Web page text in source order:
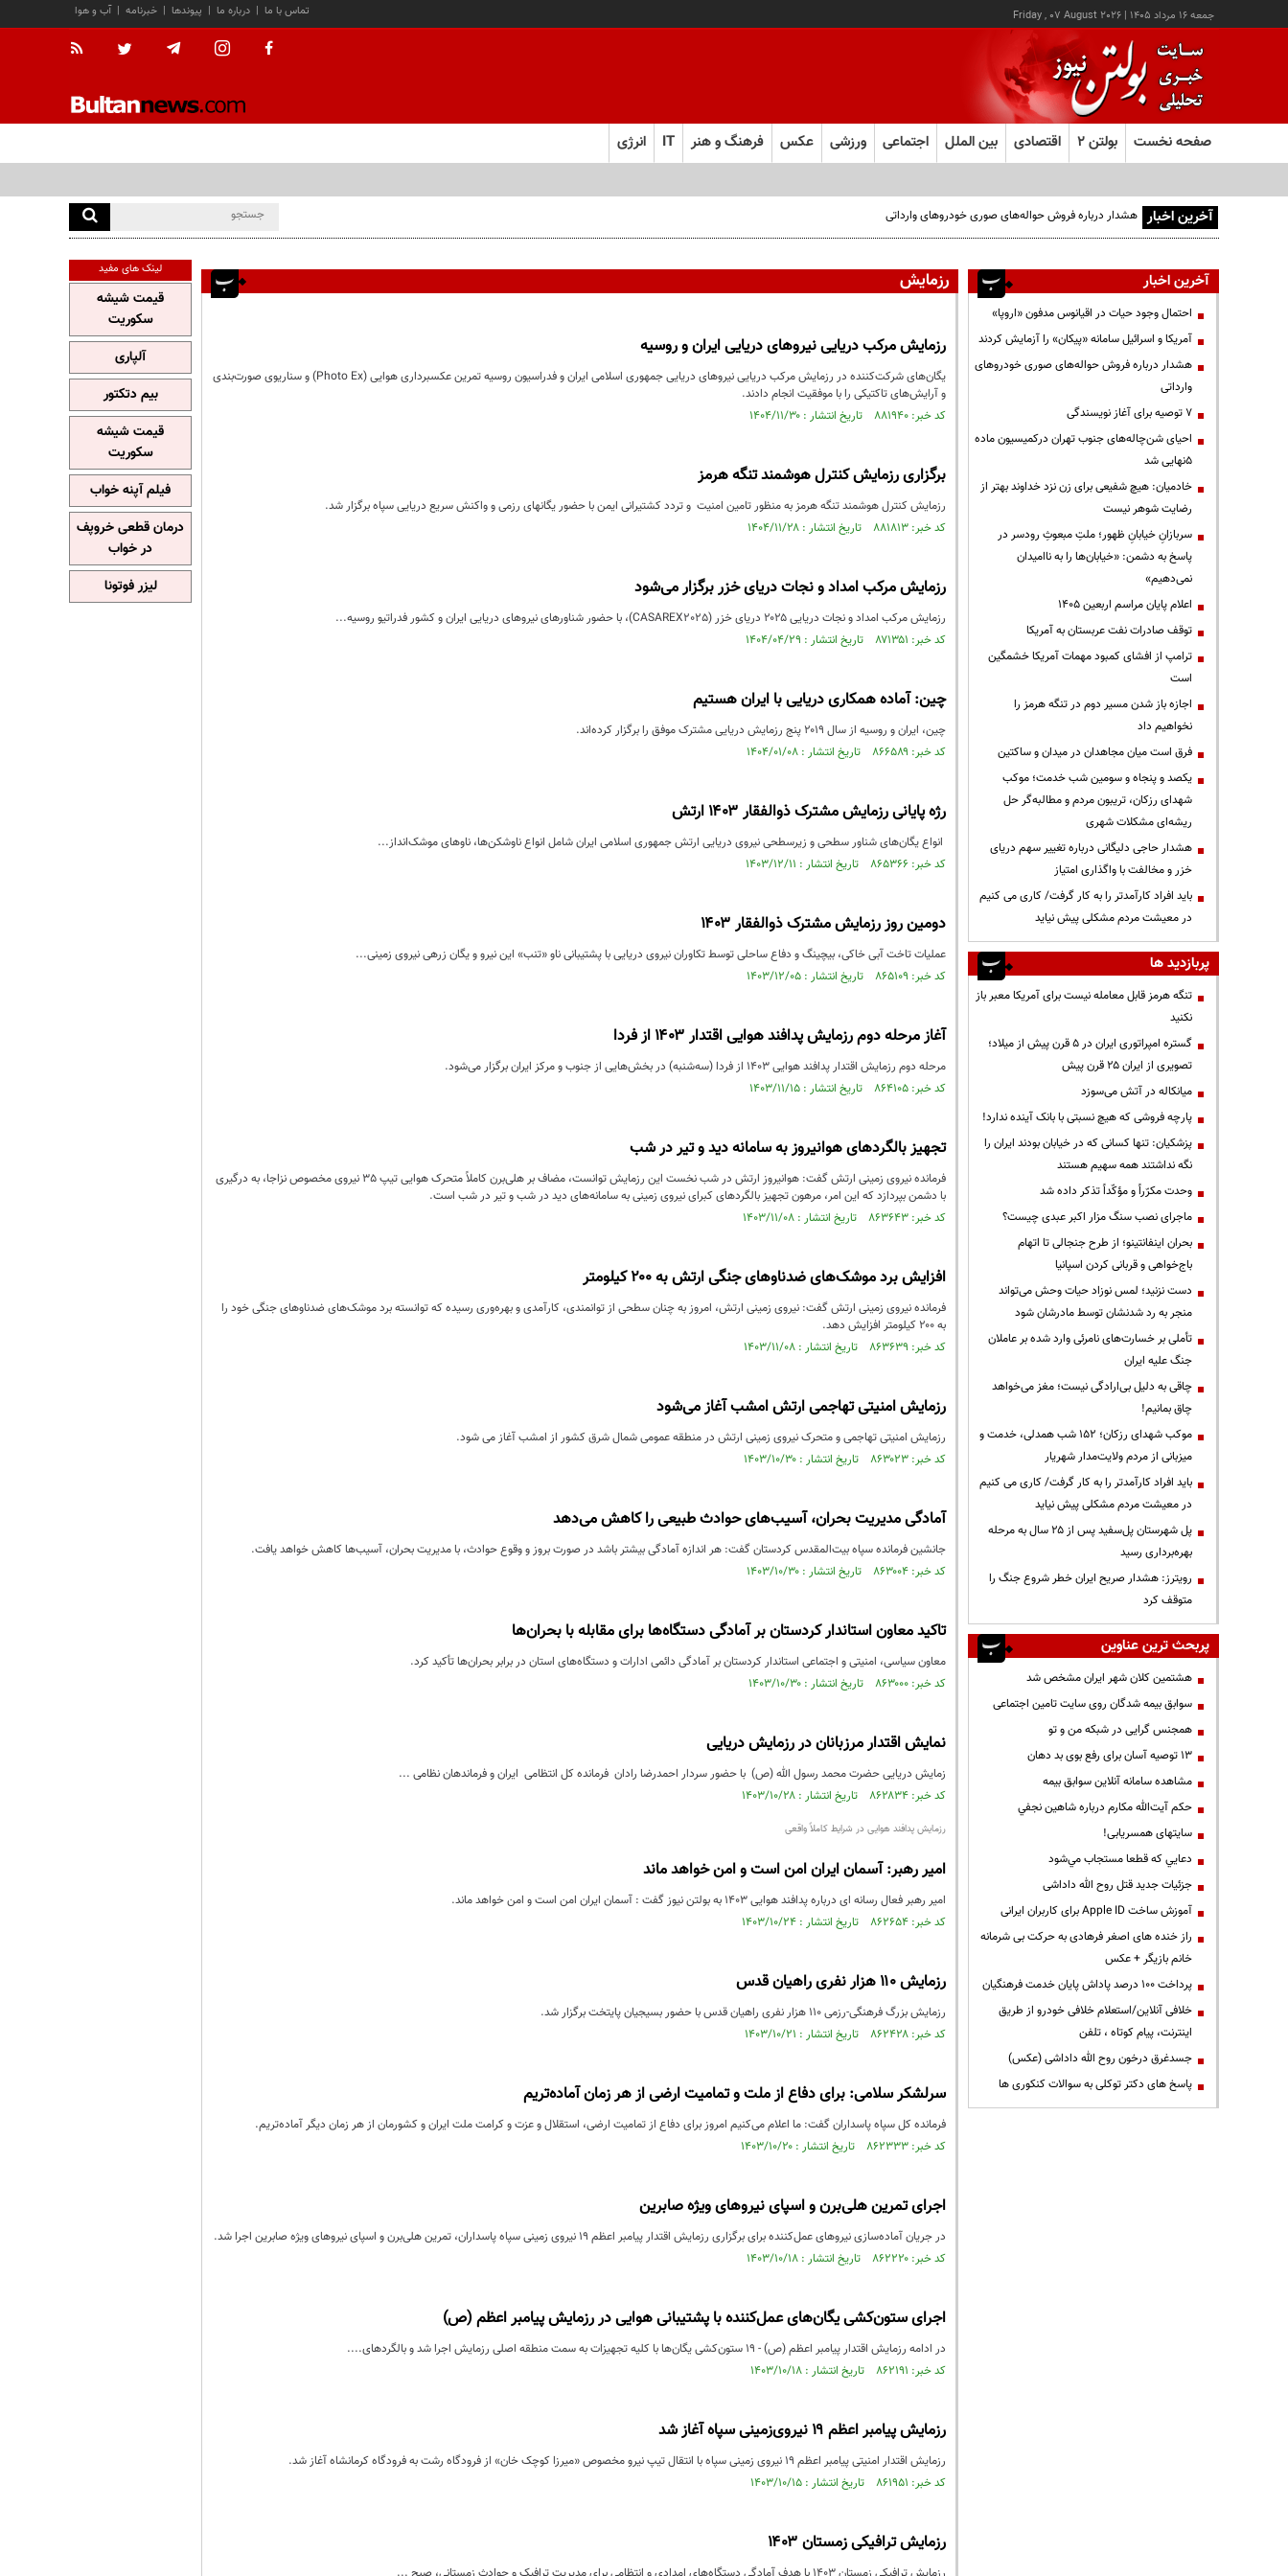
جمعه ۱۶ مرداد ۱۴۰۵ |
Friday , 07 August 2026 آب و هوا | خبرنامه | پیوندها | درباره ما | تماس با ما
صفحه نخست بولتن ۲ اقتصادی بین الملل اجتماعی ورزشی عکس فرهنگ و هنر IT انرژی
آخرین اخبار هشدار درباره فروش حواله‌های صوری خودروهای وارداتی
رزمایش
رزمایش مرکب دریایی نیروهای دریایی ایران و روسیه
یگان‌های شرکت‌کننده در رزمایش مرکب دریایی نیروهای دریایی جمهوری اسلامی ایران و فدراسیون روسیه تمرین عکسبرداری هوایی (Photo Ex) و سناریوی صورت‌بندی
و آرایش‌های تاکتیکی را با موفقیت انجام دادند.
کد خبر: ۸۸۱۹۴۰ تاریخ انتشار : ۱۴۰۴/۱۱/۳۰
برگزاری رزمایش کنترل هوشمند تنگه هرمز
رزمایش کنترل هوشمند تنگه هرمز به منظور تامین امنیت و تردد کشتیرانی ایمن با حضور یگانهای رزمی و واکنش سریع دریایی سپاه برگزار شد.
کد خبر: ۸۸۱۸۱۳ تاریخ انتشار : ۱۴۰۴/۱۱/۲۸
رزمایش مرکب امداد و نجات دریای خزر برگزار می‌شود
رزمایش مرکب امداد و نجات دریایی ۲۰۲۵ دریای خزر (CASAREX2025)، با حضور شناورهای نیروهای دریایی ایران و کشور فدراتیو روسیه...
کد خبر: ۸۷۱۳۵۱ تاریخ انتشار : ۱۴۰۴/۰۴/۲۹
چین: آماده همکاری دریایی با ایران هستیم
چین، ایران و روسیه از سال ۲۰۱۹ پنج رزمایش دریایی مشترک موفق را برگزار کرده‌اند.
کد خبر: ۸۶۶۵۸۹ تاریخ انتشار : ۱۴۰۴/۰۱/۰۸
رژه پایانی رزمایش مشترک ذوالفقار ۱۴۰۳ ارتش
انواع یگان‌های شناور سطحی و زیرسطحی نیروی دریایی ارتش جمهوری اسلامی ایران شامل انواع ناوشکن‌ها، ناوهای موشک‌انداز...
کد خبر: ۸۶۵۳۶۶ تاریخ انتشار : ۱۴۰۳/۱۲/۱۱
دومین روز رزمایش مشترک ذوالفقار ۱۴۰۳
عملیات تاخت آبی خاکی، بیچینگ و دفاع ساحلی توسط تکاوران نیروی دریایی با پشتیبانی ناو «تنب» این نیرو و یگان زرهی نیروی زمینی...
کد خبر: ۸۶۵۱۰۹ تاریخ انتشار : ۱۴۰۳/۱۲/۰۵
آغاز مرحله دوم رزمایش پدافند هوایی اقتدار ۱۴۰۳ از فردا
مرحله دوم رزمایش اقتدار پدافند هوایی ۱۴۰۳ از فردا (سه‌شنبه) در بخش‌هایی از جنوب و مرکز ایران برگزار می‌شود.
کد خبر: ۸۶۴۱۰۵ تاریخ انتشار : ۱۴۰۳/۱۱/۱۵
تجهیز بالگردهای هوانیروز به سامانه‌ دید و تیر در شب
فرمانده نیروی زمینی ارتش گفت: هوانیروز ارتش در شب نخست این رزمایش توانست، مضاف بر هلی‌برن کاملاً متحرک هوایی تیپ 35 نیروی مخصوص نزاجا، به درگیری
با دشمن بپردازد که این امر، مرهون تجهیز بالگردهای کبرای نیروی زمینی به سامانه‌های دید در شب و تیر در شب است.
کد خبر: ۸۶۳۶۴۳ تاریخ انتشار : ۱۴۰۳/۱۱/۰۸
افزایش برد موشک‌های ضدناوهای جنگی ارتش به ۲۰۰ کیلومتر
فرمانده نیروی زمینی ارتش گفت: نیروی زمینی ارتش، امروز به چنان سطحی از توانمندی، کارآمدی و بهره‌وری رسیده که توانسته برد موشک‌های ضدناوهای جنگی خود را
به ۲۰۰ کیلومتر افزایش دهد‌.
کد خبر: ۸۶۳۶۳۹ تاریخ انتشار : ۱۴۰۳/۱۱/۰۸
رزمایش امنیتی تهاجمی ارتش امشب آغاز می‌شود
رزمایش امنیتی تهاجمی و متحرک نیروی زمینی ارتش در منطقه عمومی شمال شرق کشور از امشب آغاز می شود.
کد خبر: ۸۶۳۰۲۳ تاریخ انتشار : ۱۴۰۳/۱۰/۳۰
آمادگی مدیریت بحران، آسیب‌های حوادث طبیعی را کاهش می‌دهد
جانشین فرمانده سپاه بیت‌المقدس کردستان گفت: هر اندازه آمادگی بیشتر باشد در صورت بروز و وقوع حوادث، با مدیریت بحران، آسیب‌ها کاهش خواهد یافت.
کد خبر: ۸۶۳۰۰۴ تاریخ انتشار : ۱۴۰۳/۱۰/۳۰
تاکید معاون استاندار کردستان بر آمادگی دستگاه‌ها برای مقابله با بحران‌ها
معاون سیاسی، امنیتی و اجتماعی استاندار کردستان بر آمادگی دائمی ادارات و دستگاه‌های استان در برابر بحران‌ها تأکید کرد.
کد خبر: ۸۶۳۰۰۰ تاریخ انتشار : ۱۴۰۳/۱۰/۳۰
نمایش اقتدار مرزبانان در رزمایش دریایی
زمایش دریایی حضرت محمد رسول الله (ص) با حضور سردار احمدرضا رادان فرمانده کل انتظامی ایران و فرماندهان نظامی ...
کد خبر: ۸۶۲۸۳۴ تاریخ انتشار : ۱۴۰۳/۱۰/۲۸
رزمایش پدافند هوایی در شرایط کاملاً واقعی
امیر رهبر: آسمان ایران امن است و امن خواهد ماند
امیر رهبر فعال رسانه ای درباره پدافند هوایی ۱۴۰۳ به بولتن نیوز گفت : آسمان ایران امن است و امن خواهد ماند.
کد خبر: ۸۶۲۶۵۴ تاریخ انتشار : ۱۴۰۳/۱۰/۲۴
رزمایش ۱۱۰ هزار نفری راهیان قدس
رزمایش بزرگ فرهنگی-رزمی ۱۱۰ هزار نفری راهیان قدس با حضور بسیجیان پایتخت برگزار شد.
کد خبر: ۸۶۲۴۲۸ تاریخ انتشار : ۱۴۰۳/۱۰/۲۱
سرلشکر سلامی: برای دفاع از ملت و تمامیت ارضی از هر زمان آماده‌تریم
فرمانده کل سپاه پاسداران گفت: ما اعلام می‌کنیم امروز برای دفاع از تمامیت ارضی، استقلال و عزت و کرامت ملت ایران و کشورمان از هر زمان دیگر آماده‌تریم.
کد خبر: ۸۶۲۳۳۳ تاریخ انتشار : ۱۴۰۳/۱۰/۲۰
اجرای تمرین هلی‌برن و اسپای نیروهای ویژه صابرین
در جریان آماده‌سازی نیروهای عمل‌کننده برای برگزاری رزمایش اقتدار پیامبر اعظم ۱۹ نیروی زمینی سپاه پاسداران، تمرین هلی‌برن و اسپای نیروهای ویژه صابرین اجرا شد.
کد خبر: ۸۶۲۲۲۰ تاریخ انتشار : ۱۴۰۳/۱۰/۱۸
اجرای ستون‌کشی یگان‌های عمل‌کننده با پشتیبانی هوایی در رزمایش پیامبر اعظم (ص)
در ادامه رزمایش اقتدار پیامبر اعظم (ص) - ۱۹ ستون‌کشی یگان‌ها با کلیه تجهیزات به سمت منطقه اصلی رزمایش اجرا شد و بالگردهای....
کد خبر: ۸۶۲۱۹۱ تاریخ انتشار : ۱۴۰۳/۱۰/۱۸
رزمایش پیامبر اعظم ۱۹ نیروی‌زمینی سپاه آغاز شد
رزمایش اقتدار امنیتی پیامبر اعظم ۱۹ نیروی زمینی سپاه با انتقال تیپ نیرو مخصوص «میرزا کوچک خان» از فرودگاه رشت به فرودگاه کرمانشاه آغاز شد.
کد خبر: ۸۶۱۹۵۱ تاریخ انتشار : ۱۴۰۳/۱۰/۱۵
رزمایش ترافیکی زمستان ۱۴۰۳
آخرین اخبار
احتمال وجود حیات در اقیانوس مدفون «اروپا»
آمریکا و اسرائیل سامانه «پیکان» را آزمایش کردند
هشدار درباره فروش حواله‌های صوری خودروهای
وارداتی
۷ توصیه برای آغاز نویسندگی
احیای شن‌چاله‌های جنوب تهران درکمیسیون ماده
۵نهایی شد
خادمیان: هیچ شفیعی برای زن نزد خداوند بهتر از
رضایت شوهر نیست
سربازانِ خیابانِ ظهور؛ ملتِ مبعوثِ رودسر در
پاسخ به دشمن: «خیابان‌ها را به ناامیدان
نمی‌دهیم»
اعلام پایان مراسم اربعین ۱۴۰۵
توقف صادرات نفت عربستان به آمریکا
ترامپ از افشای کمبود مهمات آمریکا خشمگین
است
اجازه باز شدن مسیر دوم در تنگه هرمز را
نخواهیم داد
فرق است میان مجاهدان در میدان و ساکتین
یکصد و پنجاه و سومین شب خدمت؛ موکب
شهدای رزکان، تریبون مردم و مطالبه‌گر حل
ریشه‌ای مشکلات شهری
هشدار حاجی دلیگانی درباره تغییر سهم دریای
خزر و مخالفت با واگذاری امتیاز
باید افراد کارآمدتر را به کار گرفت/ کاری می کنیم
در معیشت مردم مشکلی پیش نیاید
پربازدید ها
تنگه هرمز قابل معامله نیست برای آمریکا معبر باز
نکنید
گستره امپراتوری ایران در ۵ قرن پیش از میلاد؛
تصویری از ایران ۲۵ قرن پیش
میانکاله در آتش می‌سوزد
پارچه فروشی که هیچ نسبتی با بانک آینده ندارد!
پزشکیان: تنها کسانی که در خیابان بودند ایران را
نگه نداشتند همه سهیم هستند
وحدت مکرّراً و مؤکّداً تذکر داده شد
ماجرای نصب سنگ مزار اکبر عبدی چیست؟
بحران اینفانتینو؛ از طرح جنجالی تا اتهام
باج‌خواهی و قربانی کردن اسپانیا
دست نزنید؛ لمس نوزاد حیات وحش می‌تواند
منجر به رد شدنشان توسط مادرشان شود
تأملی بر خسارت‌های نامرئی وارد شده بر عاملان
جنگ علیه ایران
چاقی به دلیل بی‌ارادگی نیست؛ مغز می‌خواهد
چاق بمانیم!
موکب شهدای رزکان؛ ۱۵۲ شب همدلی، خدمت و
میزبانی از مردم ولایت‌مدار شهریار
باید افراد کارآمدتر را به کار گرفت/ کاری می کنیم
در معیشت مردم مشکلی پیش نیاید
پل شهرستان پل‌سفید پس از ۲۵ سال به مرحله
بهره‌برداری رسید
رویترز: هشدار صریح ایران خطر شروع جنگ را
متوقف کرد
پربحث ترین عناوین
هشتمین کلان شهر ایران مشخص شد
سوابق بیمه شدگان روی سایت تامین اجتماعی
همجنس گرایی در شبکه من و تو
13 توصیه آسان برای رفع بوی بد دهان
مشاهده سامانه آنلاين سوابق بیمه
حكم آيت‌الله مكارم درباره شاهين نجفي
سایتهای همسریابی!
دعايي كه قطعا مستجاب مي‌شود
جزئیات جدید قتل روح الله داداشی
آموزش ساخت Apple ID برای کاربران ایرانی
راز خنده های اصغر فرهادی به حرکت بی شرمانه
خانم بازیگر + عکس
پرداخت ۱۰۰ درصد پاداش پایان خدمت فرهنگیان
خلافی آنلاین/استعلام خلافی خودرو از طریق
اینترنت، پیام کوتاه ، تلفن
جسدغرق درخون روح الله داداشی (عکس)
پاسخ های دکتر توکلی به سوالات کنکوری ها
لینک های مفید
قیمت شیشه
سکوریت
آلپاری
بیم دتکتور
قیمت شیشه
سکوریت
فیلم آپنه خواب
درمان قطعی خروپف
در خواب
لیزر فوتونا